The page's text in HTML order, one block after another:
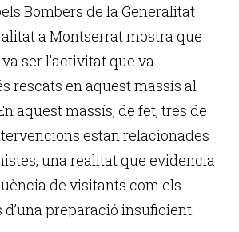
Bombers de la Generalitat
a Montserrat mostra que
ser l’activitat que va
rescats en aquest massís al
aquest massís, de fet, tres de
estan relacionades
una realitat que evidencia
de visitants com els
preparació insuficient.